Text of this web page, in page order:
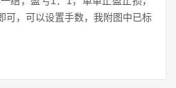
可，可以设置手数，我附图中已标